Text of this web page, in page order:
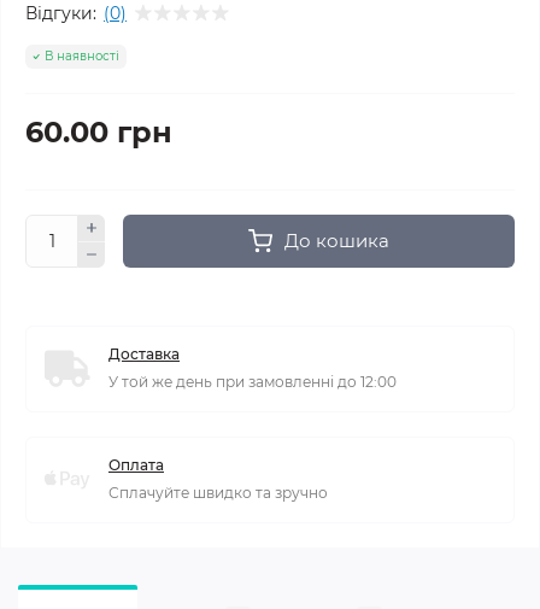
Відгуки: (0)
В наявності
60.00 грн
До кошика
Доставка
У той же день при замовленні до 12:00
Оплата
Сплачуйте швидко та зручно